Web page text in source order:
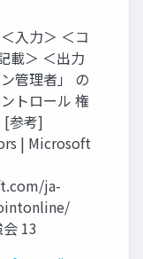
入力＞ ＜コ
載＞ ＜出力
管理者」 の
トロール 権
[参考]
| Microsoft
ja-
13